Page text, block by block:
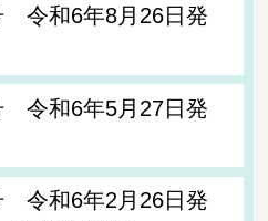
令和6年8月26日発
令和6年5月27日発
令和6年2月26日発